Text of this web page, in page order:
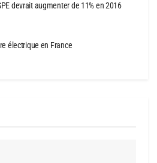
devrait augmenter de 11% en 2016
électrique en France